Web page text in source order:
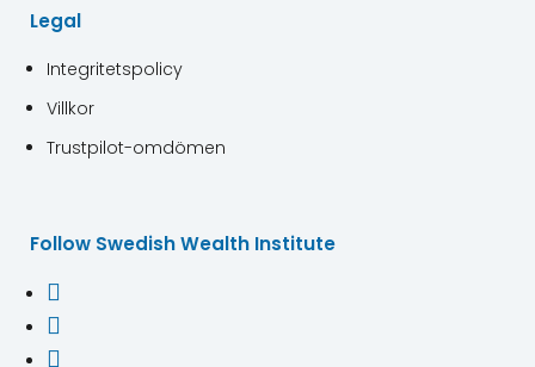
Legal
Integritetspolicy
Villkor
Trustpilot-omdömen
Follow Swedish Wealth Institute


